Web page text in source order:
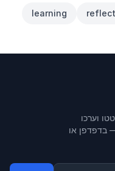
learning
וערכו
— בדפדפן או